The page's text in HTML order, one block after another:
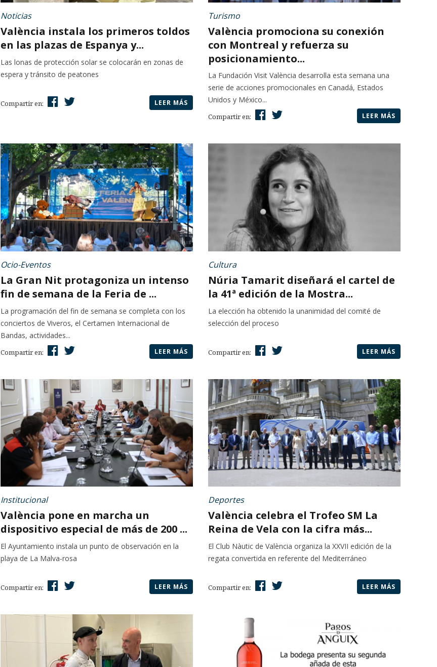
Noticias
València instala los primeros toldos
en las plazas de Espanya y...
Las lonas de protección solar se colocarán en zonas de
espera y tránsito de peatones
Compartir en: LEER MÁS
Turismo
València promociona su conexión
con Montreal y refuerza su
posicionamiento...
La Fundación Visit València desarrolla esta semana una
serie de acciones promocionales en Canadá, Estados
Unidos y México...
Compartir en: LEER MÁS
Ocio-Eventos
La Gran Nit protagoniza un intenso
fin de semana de la Feria de ...
La programación del fin de semana se completa con los
conciertos de Viveros, el Certamen Internacional de
Bandas, actividades...
Compartir en: LEER MÁS
Cultura
Núria Tamarit diseñará el cartel de
la 41ª edición de la Mostra...
La elección ha obtenido la unanimidad del comité de
selección del proceso
Compartir en: LEER MÁS
Institucional
València pone en marcha un
dispositivo especial de más de 200 ...
El Ayuntamiento instala un punto de observación en la
playa de La Malva-rosa
Compartir en: LEER MÁS
Deportes
València celebra el Trofeo SM La
Reina de Vela con la cifra más...
El Club Nàutic de València organiza la XXVII edición de la
regata convertida en referente del Mediterráneo
Compartir en: LEER MÁS